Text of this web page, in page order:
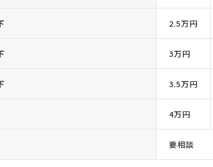
2.5万円
3万円
3.5万円
4万円
要相談